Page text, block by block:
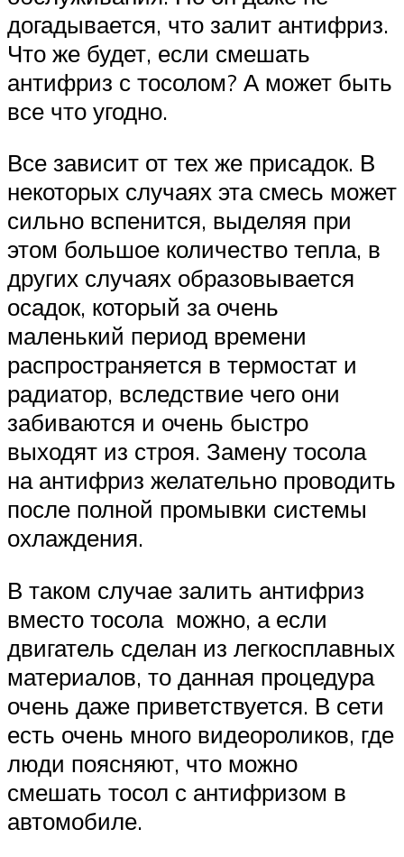
догадывается, что залит антифриз.
Что же будет, если смешать
антифриз с тосолом? А может быть
все что угодно.
Все зависит от тех же присадок. В
некоторых случаях эта смесь может
сильно вспенится, выделяя при
этом большое количество тепла, в
других случаях образовывается
осадок, который за очень
маленький период времени
распространяется в термостат и
радиатор, вследствие чего они
забиваются и очень быстро
выходят из строя. Замену тосола
на антифриз желательно проводить
после полной промывки системы
охлаждения.
В таком случае залить антифриз
вместо тосола можно, а если
двигатель сделан из легкосплавных
материалов, то данная процедура
очень даже приветствуется. В сети
есть очень много видеороликов, где
люди поясняют, что можно
смешать тосол с антифризом в
автомобиле.